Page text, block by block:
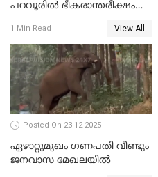
പറവൂരില്‍ ഭീകരാന്തരീക്ഷം
1 Min Read View All
Posted On 23-12-2025
ഏഴാറ്റുമുഖം ഗണപതി വീണ്ടും
ജനവാസ മേഖലയിൽ